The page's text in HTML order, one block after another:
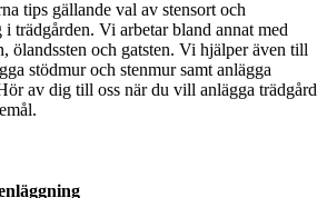
tips gällande val av stensort och
i trädgården. Vi arbetar bland annat med
ölandssten och gatsten. Vi hjälper även till
stödmur och stenmur samt anlägga
av dig till oss när du vill anlägga trädgård